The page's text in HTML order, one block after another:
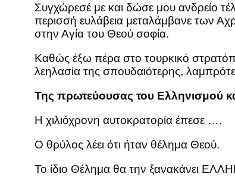
Συγχώρεσέ με και δώσε μου ανδρείο
περισσή ευλάβεια μεταλάμβανε των
στην Αγία του Θεού σοφία.
Καθώς έξω πέρα στο τουρκικό
λεηλασία της σπουδαιότερης,
Της πρωτεύουσας του Ελληνισμού
Η χιλιόχρονη αυτοκρατορία έπεσε ….
Ο θρύλος λέει ότι ήταν θέλημα Θεού.
Το ίδιο Θέλημα θα την ξανακάνει